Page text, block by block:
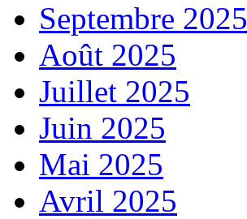
Septembre 2025
Août 2025
Juillet 2025
Juin 2025
Mai 2025
Avril 2025